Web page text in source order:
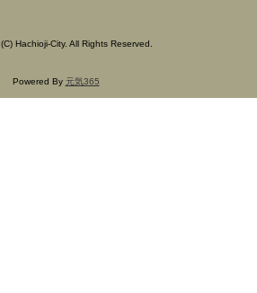
(C) Hachioji-City. All Rights Reserved.
Powered By 元気365